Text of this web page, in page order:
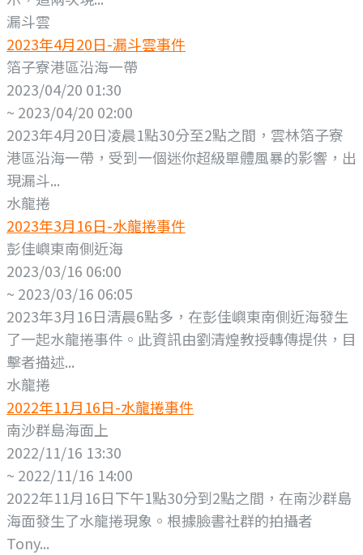
漏斗雲
2023年4月20日-漏斗雲事件
箔子寮港區沿海一帶
2023/04/20 01:30
~ 2023/04/20 02:00
2023年4月20日凌晨1點30分至2點之間，雲林箔子寮
港區沿海一帶，受到一個迷你超級單體風暴的影響，出
現漏斗...
水龍捲
2023年3月16日-水龍捲事件
彭佳嶼東南側近海
2023/03/16 06:00
~ 2023/03/16 06:05
2023年3月16日清晨6點多，在彭佳嶼東南側近海發生
了一起水龍捲事件。此資訊由劉清煌教授轉傳提供，目
擊者描述...
水龍捲
2022年11月16日-水龍捲事件
南沙群島海面上
2022/11/16 13:30
~ 2022/11/16 14:00
2022年11月16日下午1點30分到2點之間，在南沙群島
海面發生了水龍捲現象。根據臉書社群的拍攝者
Tony...